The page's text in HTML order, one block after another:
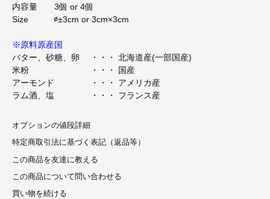
内容量 3個 or 4個
Size ∅±3cm or 3cm×3cm
※原料原産国
バター、砂糖、卵 ・・・ 北海道産(一部国産)
米粉 ・・・ 国産
アーモンド ・・・ アメリカ産
ラム酒、塩 ・・・ フランス産
オプションの値段詳細
特定商取引法に基づく表記（返品等）
この商品を友達に教える
この商品について問い合わせる
買い物を続ける